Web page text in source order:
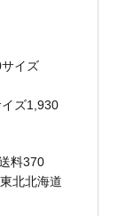
イズ
ズ1,930
料370
北北海道